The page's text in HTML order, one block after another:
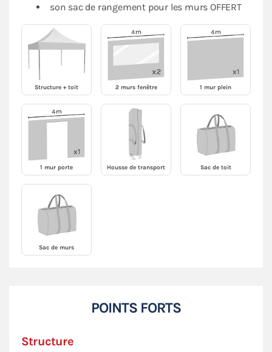
son sac de rangement pour les murs OFFERT
Structure + toit 2 murs fenêtre 1 mur plein
1 mur porte Housse de transport Sac de toit
Sac de murs
POINTS FORTS
Structure